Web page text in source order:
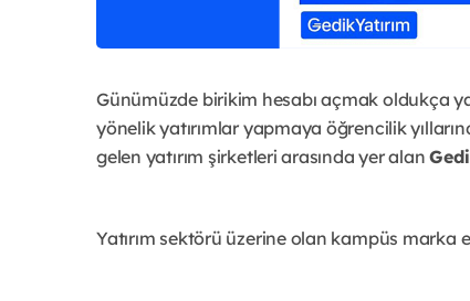
Günümüzde birikim hesabı açmak oldukça
yönelik yatırımlar yapmaya öğrencilik
gelen yatırım şirketleri arasında yer alan
Yatırım sektörü üzerine olan kampüs